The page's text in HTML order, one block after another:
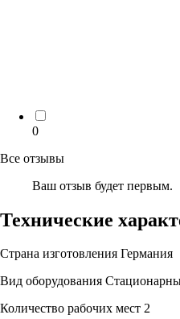
0
Все отзывы
Ваш отзыв будет первым.
Технические
Страна изготовления Германия
Вид оборудования
Количество рабочих мест 2